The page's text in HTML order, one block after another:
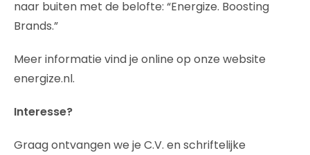
naar buiten met de belofte: “Energize. Boosting
Brands.”
Meer informatie vind je online op onze website
energize.nl.
Interesse?
Graag ontvangen we je C.V. en schriftelijke